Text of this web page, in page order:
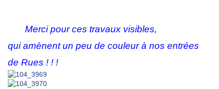
Merci pour ces travaux visibles,
qui amènent un peu de couleur à nos entrées
de Rues ! ! !